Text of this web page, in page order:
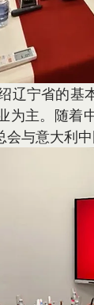
为主。随着
与意大利